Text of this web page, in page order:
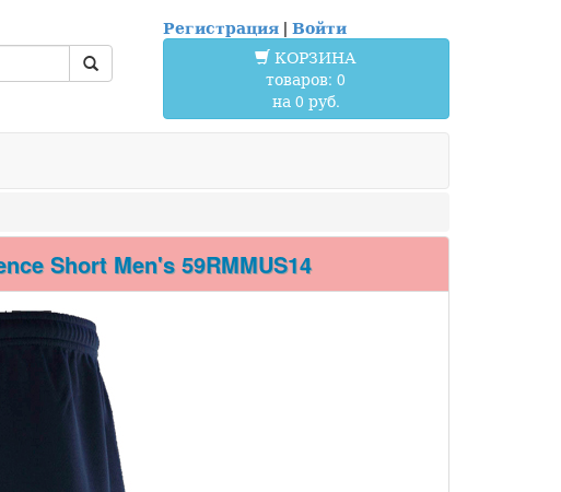
Регистрация| Войти
КОРЗИНА
товаров: 0
на 0 руб.
Short Men's 59RMMUS14